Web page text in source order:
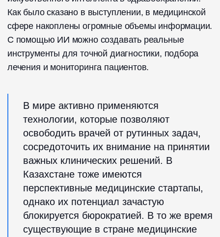
Как было сказано в выступлении, в медицинской
сфере накоплены огромные объемы информации.
С помощью ИИ можно создавать реальные
инструменты для точной диагностики, подбора
лечения и мониторинга пациентов.
В мире активно применяются
технологии, которые позволяют
освободить врачей от рутинных задач,
сосредоточить их внимание на принятии
важных клинических решений. В
Казахстане тоже имеются
перспективные медицинские стартапы,
однако их потенциал зачастую
блокируется бюрократией. В то же время
существующие в стране медицинские